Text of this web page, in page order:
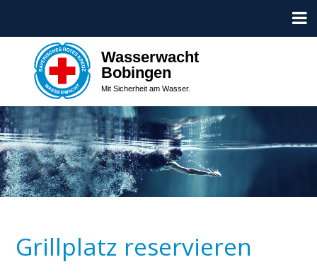
Wasserwacht
Bobingen
Mit Sicherheit am Wasser.
Grillplatz reservieren